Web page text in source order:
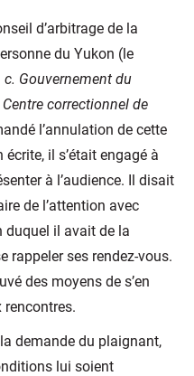
d’arbitrage de la
du Yukon (le
c. Gouvernement du
correctionnel de
l’annulation de cette
il s’était engagé à
à l’audience. Il disait
de l’attention avec
duquel il avait de la
rappeler ses rendez-vous.
des moyens de s’en
rencontres.
la demande du plaignant,
lui soient